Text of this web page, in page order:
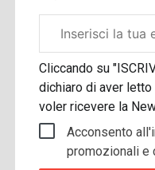
aziendale
Cliccando su
dichiaro di aver letto
voler ricevere la
Acconsento
promozionali e